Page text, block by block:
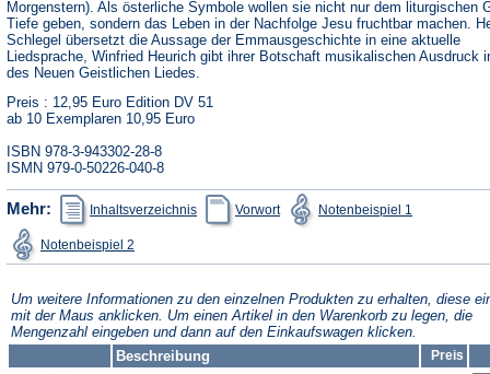
Morgenstern). Als österliche Symbole wollen sie nicht nur dem liturgischen
Tiefe geben, sondern das Leben in der Nachfolge Jesu fruchtbar machen.
Schlegel übersetzt die Aussage der Emmausgeschichte in eine aktuelle
Liedsprache, Winfried Heurich gibt ihrer Botschaft musikalischen Ausdruck
des Neuen Geistlichen Liedes.
Preis : 12,95 Euro Edition DV 51
ab 10 Exemplaren 10,95 Euro
ISBN 978-3-943302-28-8
ISMN 979-0-50226-040-8
Mehr: Inhaltsverzeichnis
(Öffnet
in
einem
Tab)
Vorwort
(Öffnet
in
einem
Tab)
Notenbeispiel 1in
Tab)
Notenbeispiel 2in
einem
Tab)
Um weitere Informationen zu den einzelnen Produkten zu erhalten, diese
mit der Maus anklicken. Um einen Artikel in den Warenkorb zu legen, die
Mengenzahl eingeben und dann auf den Einkaufswagen klicken.
Beschreibung
Preis